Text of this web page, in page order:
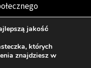
jakość
których
znajdziesz w